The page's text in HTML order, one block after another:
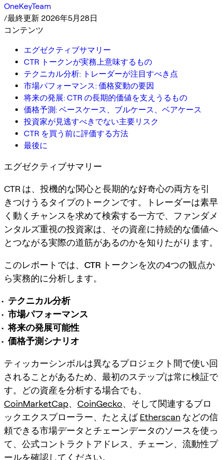
OneKeyTeam
/最終更新 2026年5月28日
コンテンツ
エグゼクティブサマリー
CTR トークンが実務上意味するもの
テクニカル分析: トレーダーが注目すべき点
市場パフォーマンス: 価格変動の要因
将来の発展: CTR の長期的価値を支えうるもの
価格予測: ベースケース、ブルケース、ベアケース
投資家が見逃すべきでない主要リスク
CTR を買う前に評価する方法
最後に
エグゼクティブサマリー
CTR は、投機的な関心と長期的な好奇心の両方を引
きつけうるタイプのトークンです。トレーダーは素早
く動くチャンスを求めて検索する一方で、ファンダメ
ンタルズ重視の投資家は、その資産に持続的な価値へ
とつながる実際の道筋があるのかを知りたがります。
このレポートでは、 CTR トークンを次の4つの観点か
ら実務的に分析します。
テクニカル分析
市場パフォーマンス
将来の発展可能性
価格予測シナリオ
ティッカーシンボルは異なるプロジェクト間で使い回
されることがあるため、最初のステップは常に検証で
す。どの資産を分析する場合でも、
CoinMarketCap、 CoinGecko、そして関連するブロ
ックエクスプローラー、たとえばEtherscan などの信
頼できる市場データとチェーンデータのソースを使っ
て、 公式コントラクトアドレス、チェーン、流動性プ
ールを確認してください。